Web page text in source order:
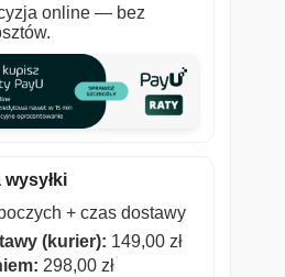
online — bez
+ czas dostawy
(kurier): 149,00 zł
298,00 zł